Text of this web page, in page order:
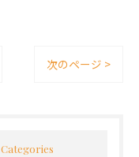
次のページ >
Categories